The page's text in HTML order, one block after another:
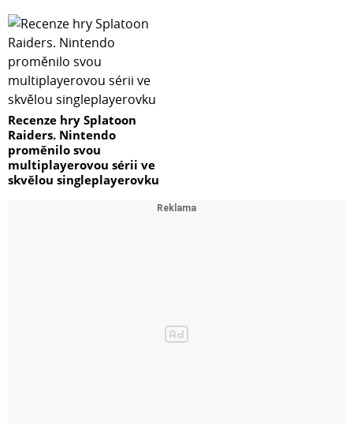
Recenze hry Splatoon
Raiders. Nintendo
proměnilo svou
multiplayerovou sérii ve
skvělou singleplayerovku